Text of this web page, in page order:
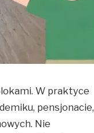
W praktyce
pensjonacie,
Nie